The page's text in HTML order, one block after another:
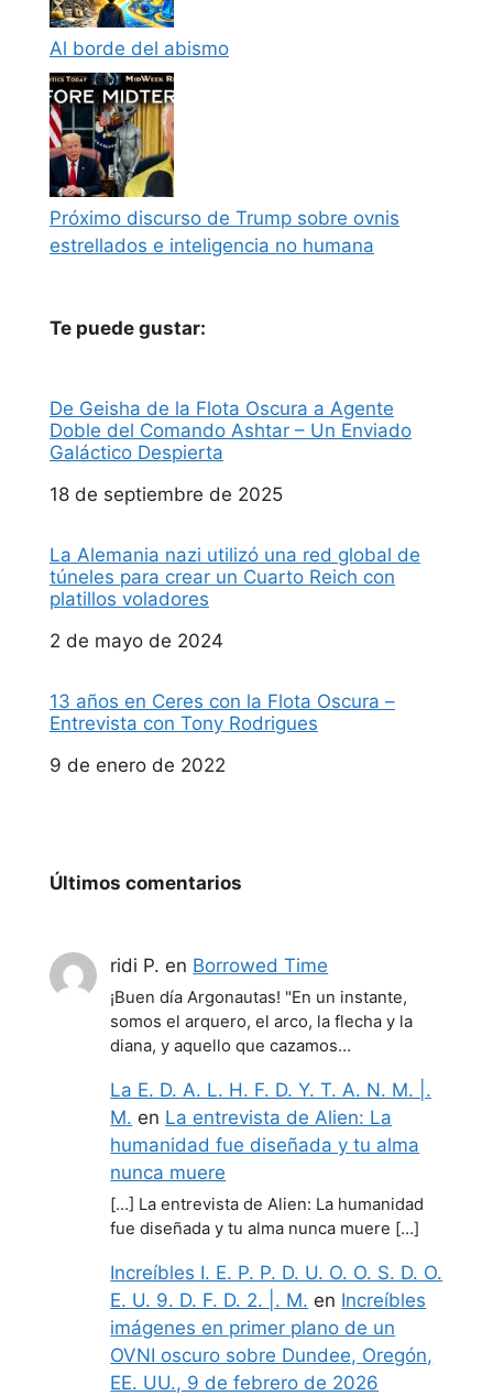
Al borde del abismo
Próximo discurso de Trump sobre ovnis
estrellados e inteligencia no humana
Te puede gustar:
De Geisha de la Flota Oscura a Agente
Doble del Comando Ashtar – Un Enviado
Galáctico Despierta
Fecha
18 de septiembre de 2025
La Alemania nazi utilizó una red global de
túneles para crear un Cuarto Reich con
platillos voladores
Fecha
2 de mayo de 2024
13 años en Ceres con la Flota Oscura –
Entrevista con Tony Rodrigues
Fecha
9 de enero de 2022
Últimos comentarios
ridi P. en Borrowed Time
¡Buen día Argonautas! "En un instante,
somos el arquero, el arco, la flecha y la
diana, y aquello que cazamos…
La E. D. A. L. H. F. D. Y. T. A. N. M. |.
M. en La entrevista de Alien: La
humanidad fue diseñada y tu alma
nunca muere
[…] La entrevista de Alien: La humanidad
fue diseñada y tu alma nunca muere […]
Increíbles I. E. P. P. D. U. O. O. S. D. O.
E. U. 9. D. F. D. 2. |. M. en Increíbles
imágenes en primer plano de un
OVNI oscuro sobre Dundee, Oregón,
EE. UU., 9 de febrero de 2026